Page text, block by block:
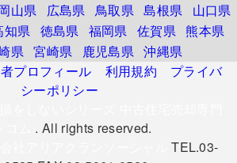
山県 広島県 鳥取県 島根県
山口県
知県 徳島県 福岡県 佐賀県 熊本県
県 宮崎県 鹿児島県 沖縄県
プロフィール 利用規約
プライバ
シーポリシー
. All rights reserved.
TEL.03-